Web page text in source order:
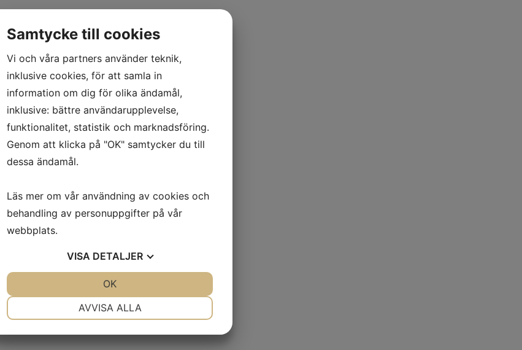
Samtycke till cookies
Vi och våra partners använder teknik,
inklusive cookies, för att samla in
information om dig för olika ändamål,
inklusive: bättre användarupplevelse,
funktionalitet, statistik och marknadsföring.
Genom att klicka på "OK" samtycker du till
dessa ändamål.
Läs mer om vår användning av cookies och
behandling av personuppgifter på vår
webbplats.
VISA DETALJER
AVVISA ALLA
OK